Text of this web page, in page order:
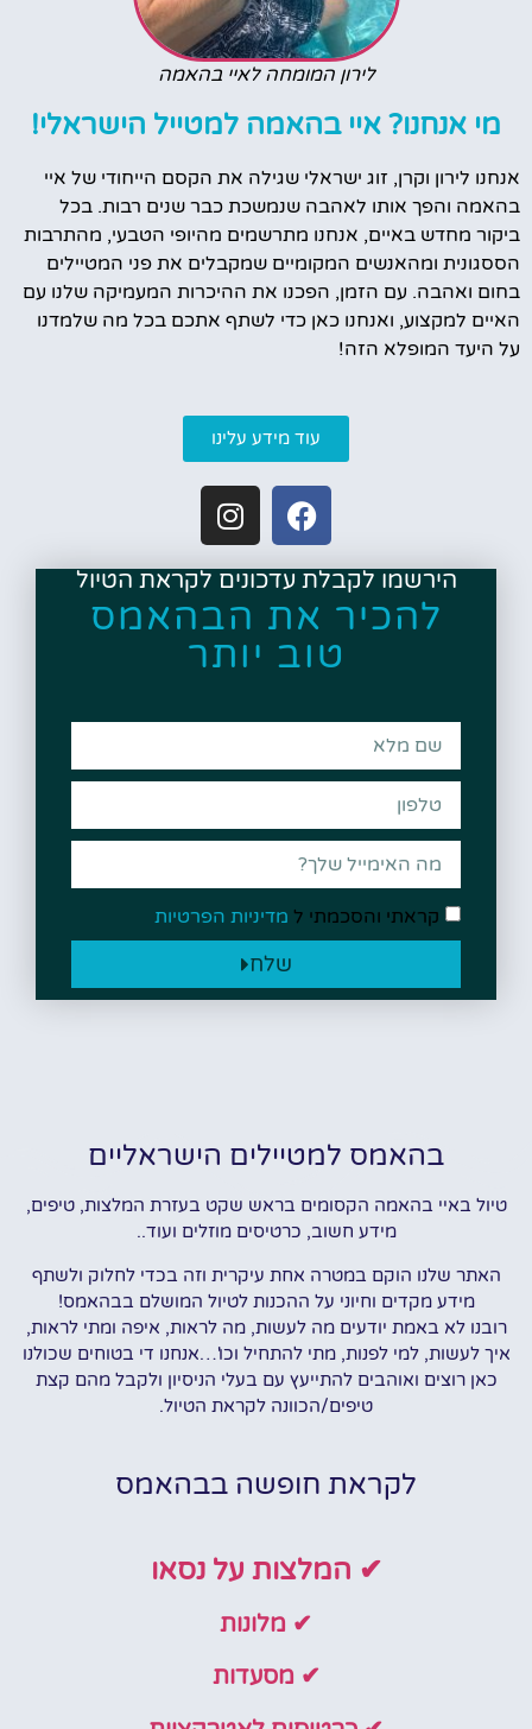
לירון המומחה לאיי בהאמה
מי אנחנו? איי בהאמה למטייל הישראלי!
אנחנו לירון וקרן, זוג ישראלי שגילה את הקסם הייחודי של איי
בהאמה והפך אותו לאהבה שנמשכת כבר שנים רבות. בכל
ביקור מחדש באיים, אנחנו מתרשמים מהיופי הטבעי, מהתרבות
הססגונית ומהאנשים המקומיים שמקבלים את פני המטיילים
בחום ואהבה. עם הזמן, הפכנו את ההיכרות המעמיקה שלנו עם
האיים למקצוע, ואנחנו כאן כדי לשתף אתכם בכל מה שלמדנו
על היעד המופלא הזה!
עוד מידע עלינו
הירשמו לקבלת עדכונים לקראת הטיול
להכיר את הבהאמס
טוב יותר
קראתי והסכמתי ל מדיניות הפרטיות
שלח
בהאמס למטיילים הישראליים
טיול באיי בהאמה הקסומים בראש שקט בעזרת המלצות, טיפים,
מידע חשוב, כרטיסים מוזלים ועוד..
האתר שלנו הוקם במטרה אחת עיקרית וזה בכדי לחלוק ולשתף
מידע מקדים וחיוני על ההכנות לטיול המושלם בבהאמס!
רובנו לא באמת יודעים מה לעשות, מה לראות, איפה ומתי לראות,
איך לעשות, למי לפנות, מתי להתחיל וכו'…אנחנו די בטוחים שכולנו
כאן רוצים ואוהבים להתייעץ עם בעלי הניסיון ולקבל מהם קצת
טיפים/הכוונה לקראת הטיול.
לקראת חופשה בבהאמס
✔ המלצות על נסאו
✔ מלונות
✔ מסעדות